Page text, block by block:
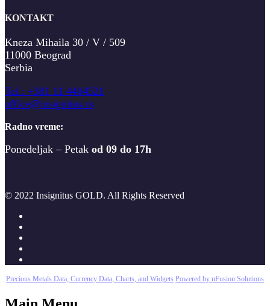
KONTAKT
Kneza Mihaila 30 / V / 509
11000 Beograd
Serbia
Tel.: +381 11 4404521
office@insignitus.rs
Radno vreme:
Ponedeljak – Petak od 09 do 17h
© 2022 Insignitus GOLD. All Rights Reserved
Precious Metals Data, Currency Data, Charts, and Widgets Powered by nFusion Solutions